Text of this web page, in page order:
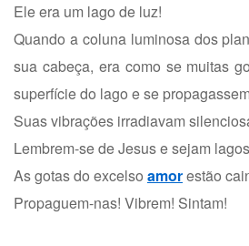
Ele era um lago de luz!
Quando a coluna luminosa dos
sua cabeça, era como se muitas
superfície do lago e se
Suas vibrações irradiavam
Lembrem-se de Jesus e sejam
As gotas do excelso amorestão
Propaguem-nas! Vibrem! Sintam!